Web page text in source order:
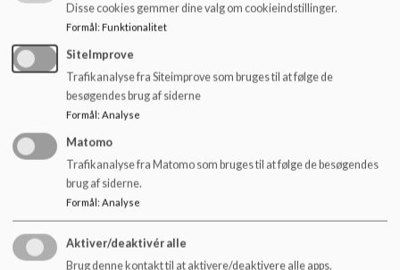
Juleferie: 21. december - 5- januar
Vinterferie 15. februar - 23. februar
Påskeferie: 12. april - 21. april
Kr. Himmelfartsferie: 29. maj - 1. juni
Grundlovsdag: 5. juni
Pinseferie: 7. juni - 9. juni
Sommerferie: Sidste skoledag 27. juni
Disse cookies gemmer dine valg om cookieindstillinger.
Formål: Funktionalitet
SiteImprove
Trafikanalyse fra Siteimprove som bruges til at følge de
besøgendes brug af siderne
Formål: Analyse
Matomo
Trafikanalyse fra Matomo som bruges til at følge de besøgendes
brug af siderne.
Formål: Analyse
Aktiver/deaktivér alle
Brug denne kontakt til at aktivere/deaktivere alle apps.